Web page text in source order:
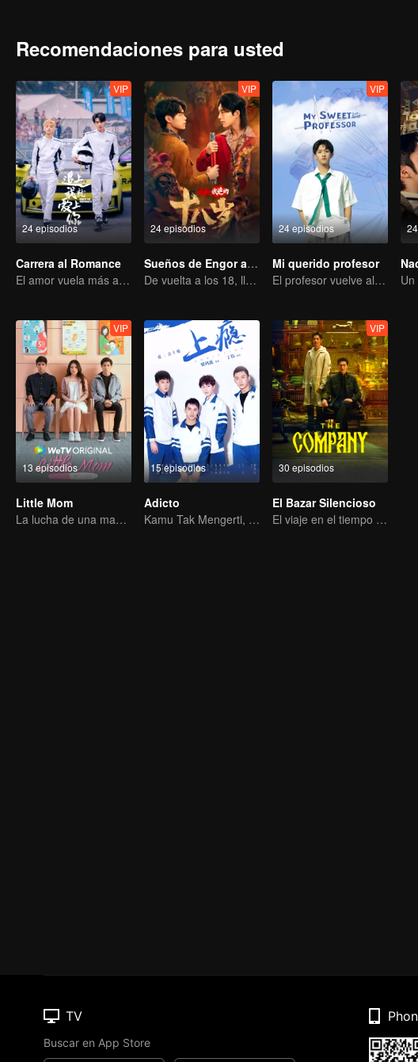
Recomendaciones para usted
24 episodios
VIP
Carrera al Romance
El amor vuela más allá de las fronteras, la gloria unida como socios
24 episodios
VIP
Sueños de Engor a los 18 años
De vuelta a los 18, llevando a papá al éxito
24 episodios
VIP
Mi querido profesor
El profesor vuelve al campus como estudiante.
13 episodios
VIP
Little Mom
La lucha de una madre adolescente
15 episodios
Adicto
Kamu Tak Mengerti, Ini Juga Cinta
30 episodios
VIP
El Bazar Silencioso
El viaje en el tiempo de Gao Weiguang y Liang Jingkang
TV
Buscar en App Store